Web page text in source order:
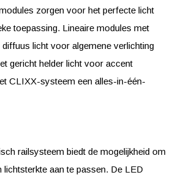
zorgen voor het perfecte licht
toepassing. Lineaire modules met
licht voor algemene verlichting
gericht helder licht voor accent
CLIXX-systeem een alles-in-één-
railsysteem biedt de mogelijkheid om
lichtsterkte aan te passen. De LED